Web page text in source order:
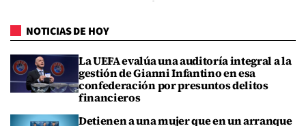
NOTICIAS DE HOY
La UEFA evalúa una auditoría integral a la
gestión de Gianni Infantino en esa
confederación por presuntos delitos
financieros
Detienen a una mujer que en un arranque